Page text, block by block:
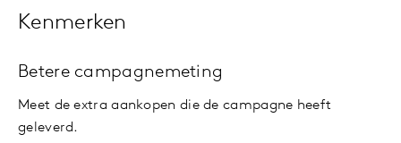
Kenmerken
Betere campagnemeting
Meet de extra aankopen die de campagne heeft
geleverd.